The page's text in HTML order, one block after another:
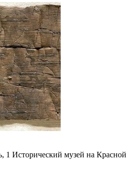
1 Исторический музей на Красной